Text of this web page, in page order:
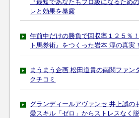
『最短であなたもプロ級になるため
レと効果を暴露
午前中だけの勝負で回収率１２５％
ト馬券術』をつくった岩本 淳の真実
まうまう企画 松田道貴の南関ファ
クチコミ
グランディールアヴァンセ 井上誠
愛スキル「ゼロ」からストレスなく